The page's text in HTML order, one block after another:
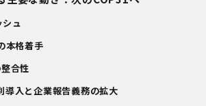
ュ
本格着手
合性
導入と企業報告義務の拡大